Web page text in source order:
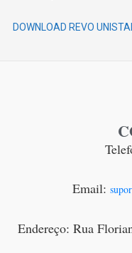
DOWNLOAD REVO
Email:
Endereço: Rua